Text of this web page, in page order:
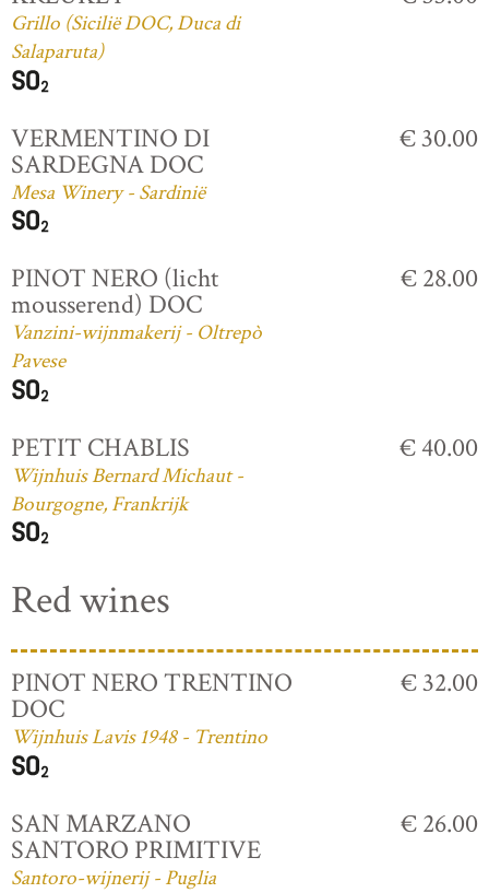
Grillo (Sicilië DOC, Duca di
Salaparuta)
VERMENTINO DI
SARDEGNA DOC
Mesa Winery - Sardinië
€ 30.00
PINOT NERO (licht
mousserend) DOC
Vanzini-wijnmakerij - Oltrepò
Pavese
€ 28.00
PETIT CHABLIS
Wijnhuis Bernard Michaut -
Bourgogne, Frankrijk
€ 40.00
Red wines
PINOT NERO TRENTINO
DOC
Wijnhuis Lavis 1948 - Trentino
€ 32.00
SAN MARZANO
SANTORO PRIMITIVE
Santoro-wijnerij - Puglia
€ 26.00